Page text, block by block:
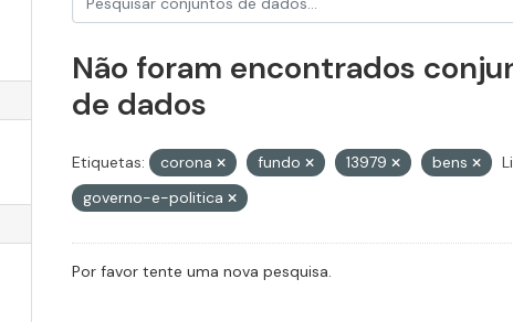
Não foram encontrados
de dados
Etiquetas: corona fundo 13979 bens
governo-e-politica
Por favor tente uma nova pesquisa.